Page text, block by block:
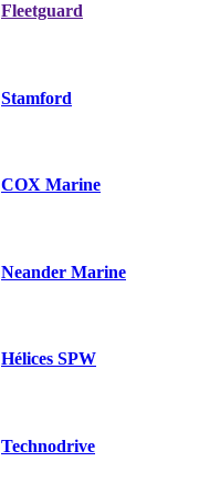
Fleetguard
Stamford
COX Marine
Neander Marine
Hélices SPW
Technodrive